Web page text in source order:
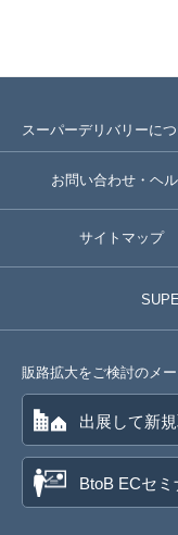
スーパーデリバリーに
お問い合わせ・ヘ
サイトマップ
販路拡大をご検討のメ
出展して新
BtoB ECセミ